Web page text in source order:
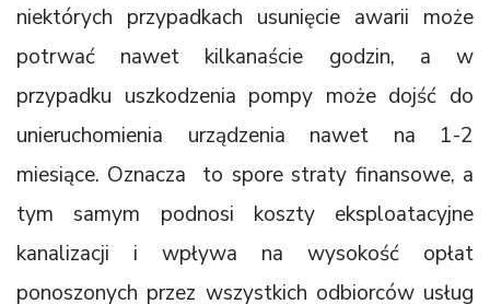
niektórych przypadkach usunięcie awarii może
potrwać nawet kilkanaście godzin, a w
przypadku uszkodzenia pompy może dojść do
unieruchomienia urządzenia nawet na 1-2
miesiące. Oznacza to spore straty finansowe, a
tym samym podnosi koszty eksploatacyjne
kanalizacji i wpływa na wysokość opłat
ponoszonych przez wszystkich odbiorców usług